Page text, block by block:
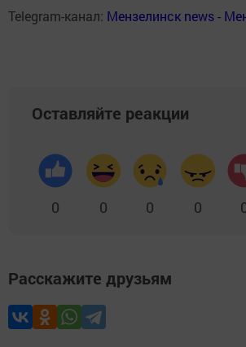
Telegram-канал: Мензелинск news -
Оставляйте реакции
0 0 0 0
Расскажите друзьям